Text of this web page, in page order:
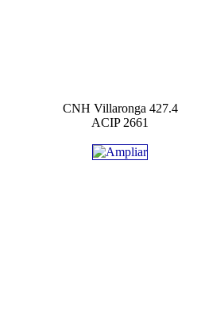
CNH Villaronga 427.4
ACIP 2661